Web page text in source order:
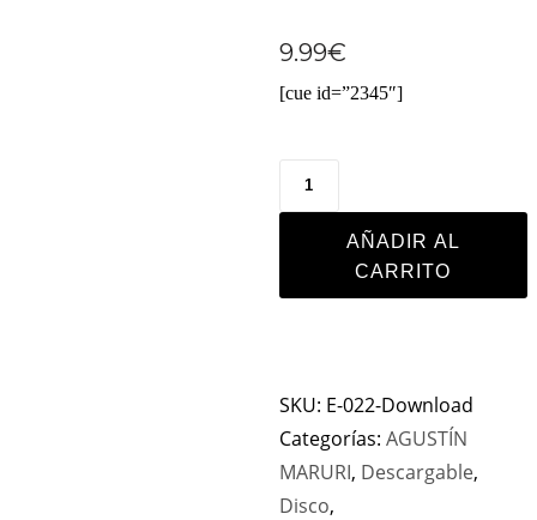
9.99€
[cue id=”2345″]
AÑADIR AL
CARRITO
SKU: E-022-Download
Categorías: AGUSTÍN
MARURI, Descargable,
Disco,